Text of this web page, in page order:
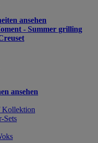
ansehen
- Summer grilling
ansehen
Kollektion
Sets